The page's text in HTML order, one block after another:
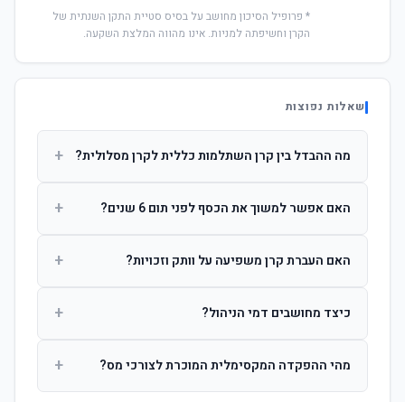
* פרופיל הסיכון מחושב על בסיס סטיית התקן השנתית של
הקרן וחשיפתה למניות. אינו מהווה המלצת השקעה.
שאלות נפוצות
מה ההבדל בין קרן השתלמות כללית לקרן מסלולית? +
ההשקעות. קרן מסלולית עוקבת אחרי מדד ספציפי ומאפשרת
האם אפשר למשוך את הכסף לפני תום 6 שנים? +
הרווחים. לאחר 6 שנים ניתן למשוך פטור ממס עד לתקרה
האם העברת קרן משפיעה על וותק וזכויות? +
החברות. הוותק ממשיך להיספר מיום ההפקדה הראשונה.
כיצד מחושבים דמי הניהול? +
ומתן על שיעורם בעת הצטרפות.
מהי ההפקדה המקסימלית המוכרת לצורכי מס? +